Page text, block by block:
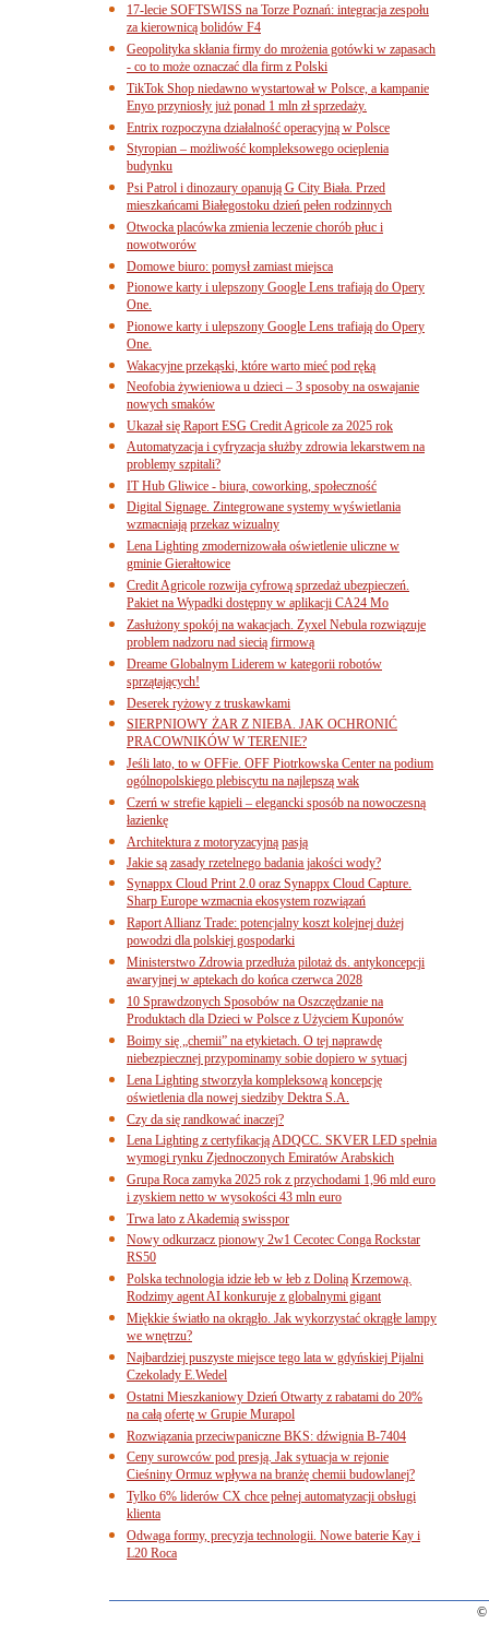
17-lecie SOFTSWISS na Torze Poznań: integracja zespołu
za kierownicą bolidów F4
Geopolityka skłania firmy do mrożenia gotówki w zapasach
- co to może oznaczać dla firm z Polski
TikTok Shop niedawno wystartował w Polsce, a kampanie
Enyo przyniosły już ponad 1 mln zł sprzedaży.
Entrix rozpoczyna działalność operacyjną w Polsce
Styropian – możliwość kompleksowego ocieplenia
budynku
Psi Patrol i dinozaury opanują G City Biała. Przed
mieszkańcami Białegostoku dzień pełen rodzinnych
Otwocka placówka zmienia leczenie chorób płuc i
nowotworów
Domowe biuro: pomysł zamiast miejsca
Pionowe karty i ulepszony Google Lens trafiają do Opery
One.
Pionowe karty i ulepszony Google Lens trafiają do Opery
One.
Wakacyjne przekąski, które warto mieć pod ręką
Neofobia żywieniowa u dzieci – 3 sposoby na oswajanie
nowych smaków
Ukazał się Raport ESG Credit Agricole za 2025 rok
Automatyzacja i cyfryzacja służby zdrowia lekarstwem na
problemy szpitali?
IT Hub Gliwice - biura, coworking, społeczność
Digital Signage. Zintegrowane systemy wyświetlania
wzmacniają przekaz wizualny
Lena Lighting zmodernizowała oświetlenie uliczne w
gminie Gierałtowice
Credit Agricole rozwija cyfrową sprzedaż ubezpieczeń.
Pakiet na Wypadki dostępny w aplikacji CA24 Mo
Zasłużony spokój na wakacjach. Zyxel Nebula rozwiązuje
problem nadzoru nad siecią firmową
Dreame Globalnym Liderem w kategorii robotów
sprzątających!
Deserek ryżowy z truskawkami
SIERPNIOWY ŻAR Z NIEBA. JAK OCHRONIĆ
PRACOWNIKÓW W TERENIE?
Jeśli lato, to w OFFie. OFF Piotrkowska Center na podium
ogólnopolskiego plebiscytu na najlepszą wak
Czerń w strefie kąpieli – elegancki sposób na nowoczesną
łazienkę
Architektura z motoryzacyjną pasją
Jakie są zasady rzetelnego badania jakości wody?
Synappx Cloud Print 2.0 oraz Synappx Cloud Capture.
Sharp Europe wzmacnia ekosystem rozwiązań
Raport Allianz Trade: potencjalny koszt kolejnej dużej
powodzi dla polskiej gospodarki
Ministerstwo Zdrowia przedłuża pilotaż ds. antykoncepcji
awaryjnej w aptekach do końca czerwca 2028
10 Sprawdzonych Sposobów na Oszczędzanie na
Produktach dla Dzieci w Polsce z Użyciem Kuponów
Boimy się „chemii” na etykietach. O tej naprawdę
niebezpiecznej przypominamy sobie dopiero w sytuacj
Lena Lighting stworzyła kompleksową koncepcję
oświetlenia dla nowej siedziby Dektra S.A.
Czy da się randkować inaczej?
Lena Lighting z certyfikacją ADQCC. SKVER LED spełnia
wymogi rynku Zjednoczonych Emiratów Arabskich
Grupa Roca zamyka 2025 rok z przychodami 1,96 mld euro
i zyskiem netto w wysokości 43 mln euro
Trwa lato z Akademią swisspor
Nowy odkurzacz pionowy 2w1 Cecotec Conga Rockstar
RS50
Polska technologia idzie łeb w łeb z Doliną Krzemową.
Rodzimy agent AI konkuruje z globalnymi gigant
Miękkie światło na okrągło. Jak wykorzystać okrągłe lampy
we wnętrzu?
Najbardziej puszyste miejsce tego lata w gdyńskiej Pijalni
Czekolady E.Wedel
Ostatni Mieszkaniowy Dzień Otwarty z rabatami do 20%
na całą ofertę w Grupie Murapol
Rozwiązania przeciwpaniczne BKS: dźwignia B-7404
Ceny surowców pod presją. Jak sytuacja w rejonie
Cieśniny Ormuz wpływa na branżę chemii budowlanej?
Tylko 6% liderów CX chce pełnej automatyzacji obsługi
klienta
Odwaga formy, precyzja technologii. Nowe baterie Kay i
L20 Roca
©